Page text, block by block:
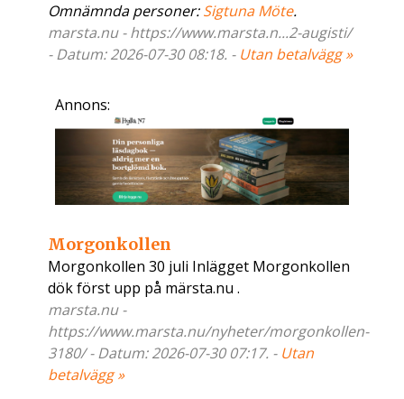
Omnämnda personer:Sigtuna Möte.
marsta.nu - https://www.marsta.n...2-augisti/
- Datum: 2026-07-30 08:18. - Utan betalvägg »
Annons:
Morgonkollen
Morgonkollen 30 juli Inlägget Morgonkollen
dök först upp på märsta.nu .
marsta.nu -
https://www.marsta.nu/nyheter/morgonkollen-
3180/ - Datum: 2026-07-30 07:17. - Utan
betalvägg »